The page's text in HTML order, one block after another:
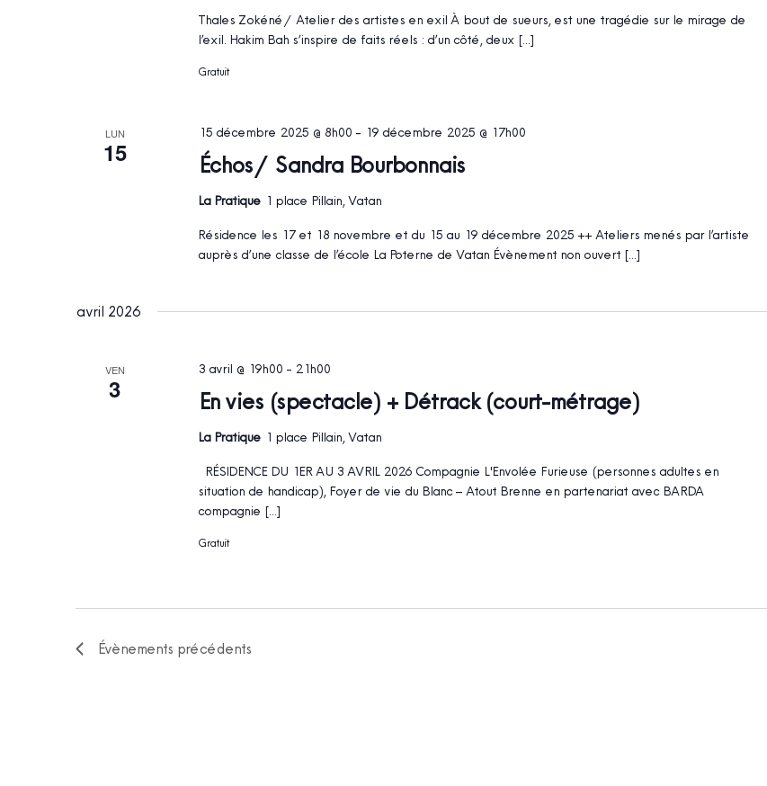
Thales Zokéné / Atelier des artistes en exil À bout de sueurs, est une tragédie sur le mirage de
l’exil. Hakim Bah s’inspire de faits réels : d’un côté, deux […]
Gratuit
LUN
15 Échos / Sandra Bourbonnais
15 décembre 2025 @ 8h00- 19 décembre 2025 @ 17h00
La Pratique 1 place Pillain, Vatan
Résidence les 17 et 18 novembre et du 15 au 19 décembre 2025 ++ Ateliers menés par l’artiste
auprès d’une classe de l’école La Poterne de Vatan Évènement non ouvert […]
avril 2026
VEN
3 En vies (spectacle) + Détrack (court-métrage)
3 avril @ 19h00- 21h00
La Pratique 1 place Pillain, Vatan
RÉSIDENCE DU 1ER AU 3 AVRIL 2026 Compagnie L'Envolée Furieuse (personnes adultes en
situation de handicap), Foyer de vie du Blanc – Atout Brenne en partenariat avec BARDA
compagnie […]
Gratuit
Évènements précédents